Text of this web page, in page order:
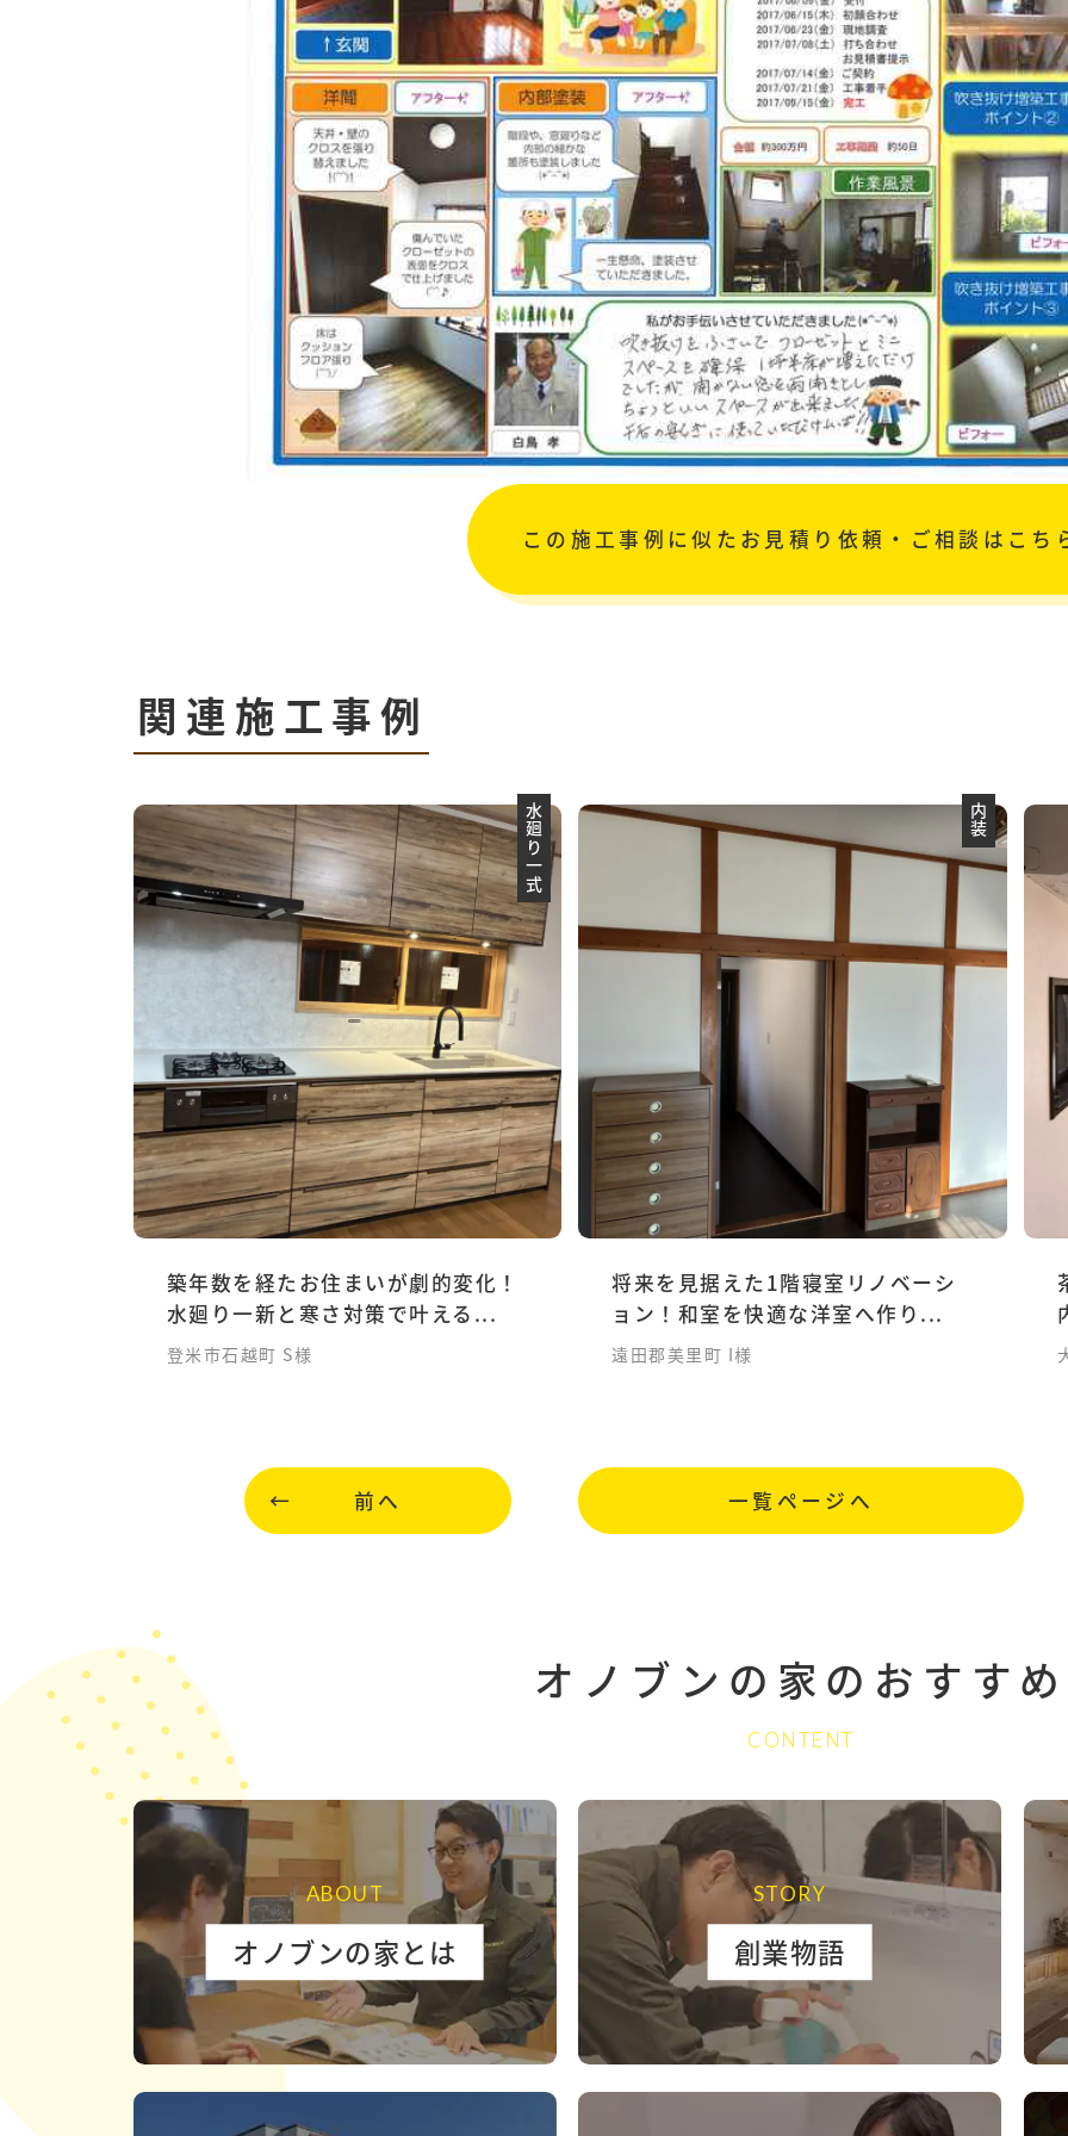
この施工事例に似た お見積り依頼・ご相談はこち
関連施工事例
水廻り一式
築年数を経たお住まいが劇的変化！
水廻り一新と寒さ対策で叶える...
登米市石越町 S様
内装
将来を見据えた1階寝室リノベーシ
ョン！和室を快適な洋室へ作り...
遠田郡美里町 I様
前へ 一覧ページへ
オノブンの家の おすすめ
CONTENT
ABOUT
オノブンの家とは
STORY
創業物語